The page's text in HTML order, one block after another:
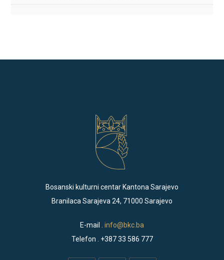
Bosanski kulturni centar Kantona Sarajevo
Branilaca Sarajeva 24, 71000 Sarajevo
E-mail . info@bkc.ba
Telefon . +387 33 586 777